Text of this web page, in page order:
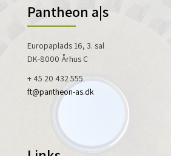
Pantheon a|s
Europaplads 16, 3. sal
DK-8000 Århus C
+ 45 20 432 555
ft@pantheon-as.dk